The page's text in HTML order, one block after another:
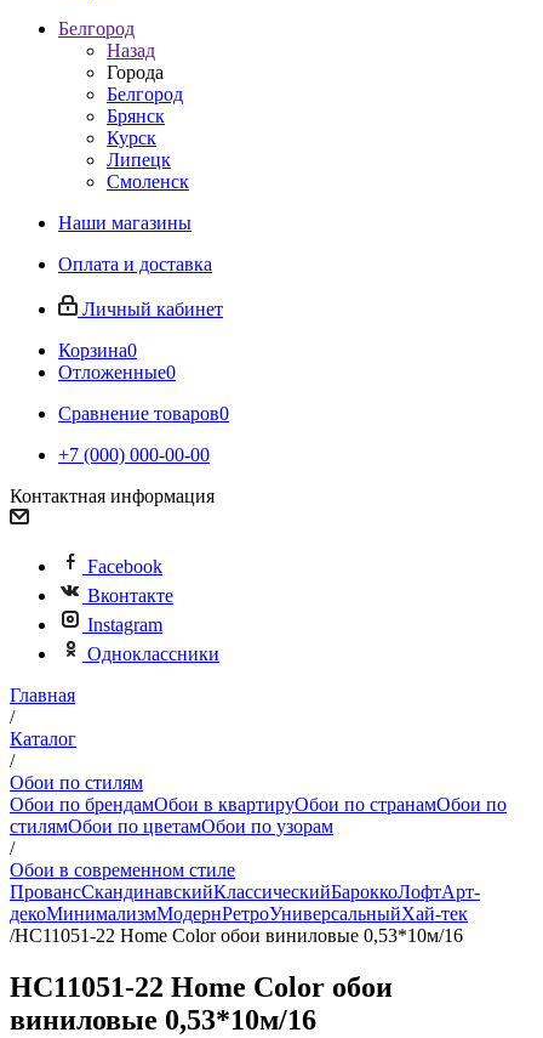
Белгород
Назад
Города
Белгород
Брянск
Курск
Липецк
Смоленск
Наши магазины
Оплата и доставка
Личный кабинет
Корзина0
Отложенные0
Сравнение товаров0
+7 (000) 000-00-00
Контактная информация
Facebook
Вконтакте
Instagram
Одноклассники
Главная
/
Каталог
/
Обои по стилям
Обои по брендамОбои в квартируОбои по странамОбои по
стилямОбои по цветамОбои по узорам
/
Обои в современном стиле
ПровансСкандинавскийКлассическийБароккоЛофтАрт-
декоМинимализмМодернРетроУниверсальныйХай-тек
/HC11051-22 Home Color обои виниловые 0,53*10м/16
HC11051-22 Home Color обои
виниловые 0,53*10м/16